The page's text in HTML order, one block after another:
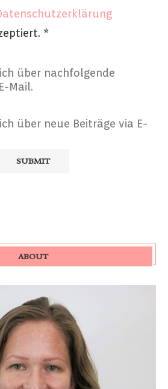
*
über nachfolgende
Mail.
über neue Beiträge via E-
ABOUT